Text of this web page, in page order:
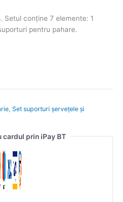
Setul conține 7 elemente: 1
pentru pahare.
Set suporturi șervețele și
cardul prin iPay BT